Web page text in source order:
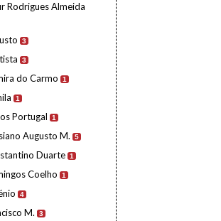
Rodrigues Almeida
3
3
do Carmo 1
1
Portugal 1
Augusto M. 5
Duarte 1
Coelho 1
4
M. 3